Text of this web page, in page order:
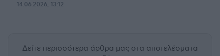
14.06.2026, 13:12
Δείτε περισσότερα άρθρα μας στα αποτελέσματα